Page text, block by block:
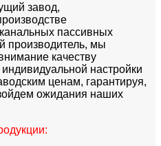
завод,
пассивных
производитель, мы
качеству
настройки
ценам, гарантируя,
ожидания наших